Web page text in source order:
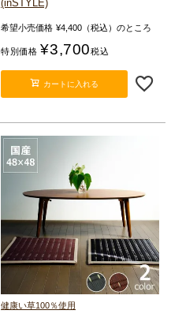
(inSTYLE)
希望小売価格 ¥4,400 （税込）のところ
特別価格 ¥3,700税込
カートに入れる
健康い草100％使用